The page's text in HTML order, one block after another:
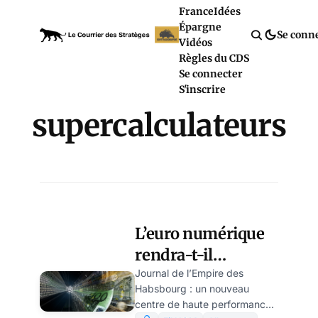
FranceIdées
Épargne
Vidéos
Règles du CDS
Se connecter
S'inscrire
Se
supercalculateurs
L’euro numérique
rendra-t-il
l’Europe plus
indépendante de
Journal de l’Empire des
Habsbourg : un nouveau
centre de haute performance